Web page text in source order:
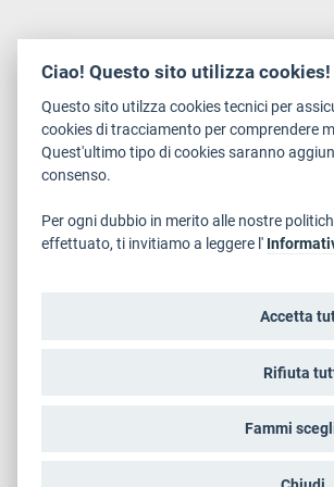
Ciao! Questo sito utilizza cookies!
Questo sito utilzza cookies tecnici per
cookies di tracciamento per comprendere
Quest'ultimo tipo di cookies saranno
consenso.
Per ogni dubbio in merito alle nostre
effettuato, ti invitiamo a leggere l'
Accetta
Rifiuta
Fammi